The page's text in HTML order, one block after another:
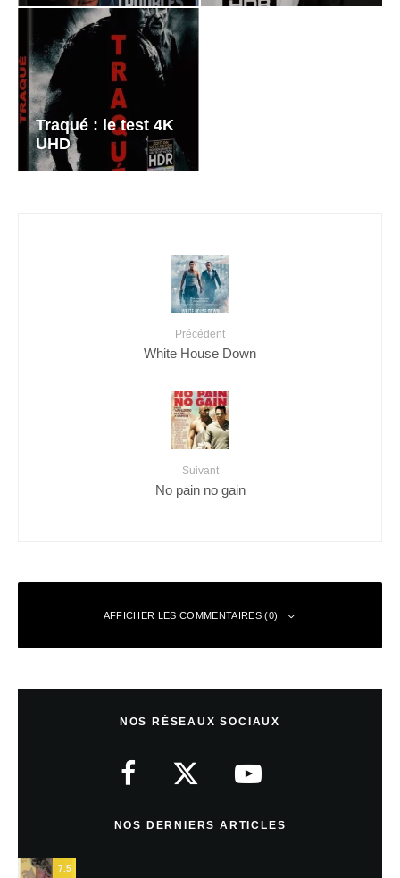
Traqué : le test 4K
UHD
Précédent
White House Down
Suivant
No pain no gain
AFFICHER LES COMMENTAIRES (0)
NOS RÉSEAUX SOCIAUX
NOS DERNIERS ARTICLES
7.5